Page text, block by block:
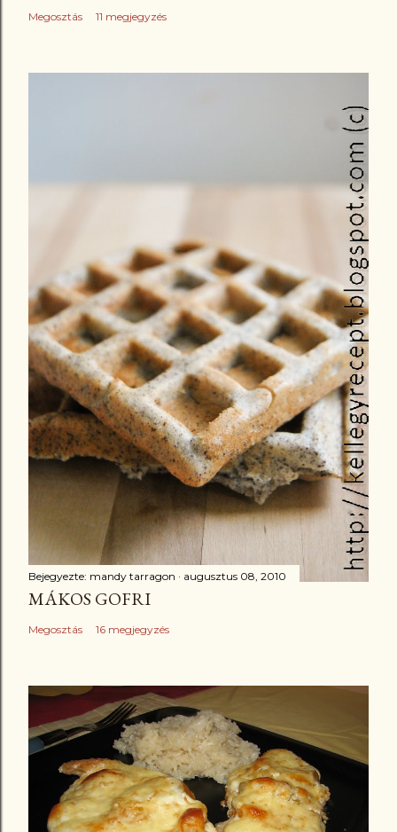
Megosztás 11 megjegyzés
Bejegyezte: mandy tarragon augusztus 08, 2010
MÁKOS GOFRI
Megosztás 16 megjegyzés